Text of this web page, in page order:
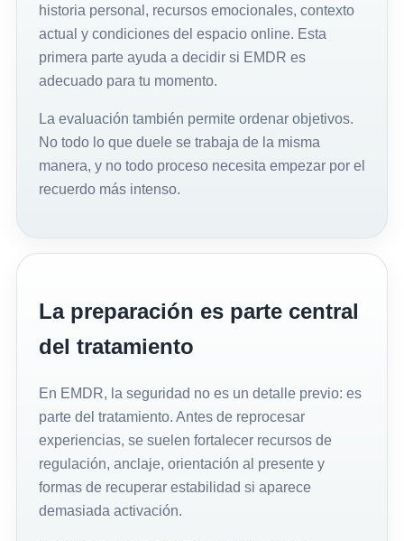
historia personal, recursos emocionales, contexto
actual y condiciones del espacio online. Esta
primera parte ayuda a decidir si EMDR es
adecuado para tu momento.
La evaluación también permite ordenar objetivos.
No todo lo que duele se trabaja de la misma
manera, y no todo proceso necesita empezar por el
recuerdo más intenso.
La preparación es parte central
del tratamiento
En EMDR, la seguridad no es un detalle previo: es
parte del tratamiento. Antes de reprocesar
experiencias, se suelen fortalecer recursos de
regulación, anclaje, orientación al presente y
formas de recuperar estabilidad si aparece
demasiada activación.